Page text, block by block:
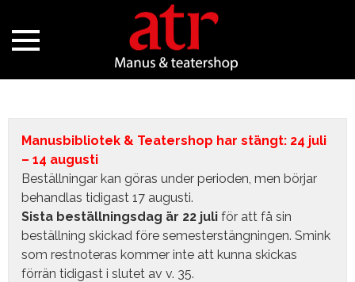
Manusbibliotek & Teatershop har stängt: 24 juli
– 14 augusti
Beställningar kan göras under perioden, men börjar
behandlas tidigast 17 augusti.
Sista beställningsdag är 22 juli för att få sin
beställning skickad före semesterstängningen. Smink
som restnoteras kommer inte att kunna skickas
förrän tidigast i slutet av v. 35.